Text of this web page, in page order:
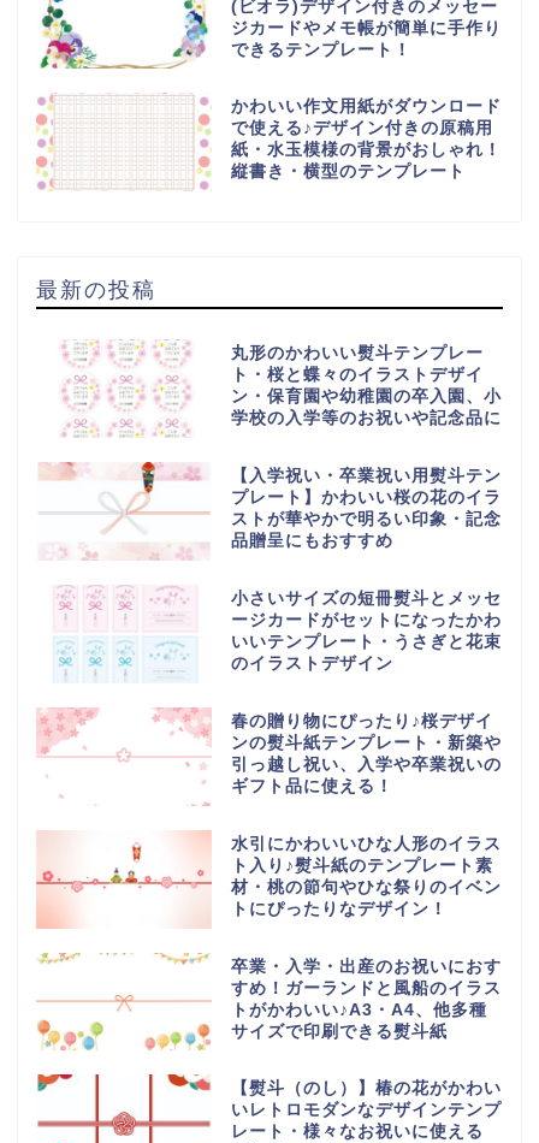
(ビオラ)デザイン付きのメッセー
ジカードやメモ帳が簡単に手作り
できるテンプレート！
かわいい作文用紙がダウンロード
で使える♪デザイン付きの原稿用
紙・水玉模様の背景がおしゃれ！
縦書き・横型のテンプレート
最新の投稿
丸形のかわいい熨斗テンプレー
ト・桜と蝶々のイラストデザイ
ン・保育園や幼稚園の卒入園、小
学校の入学等のお祝いや記念品に
【入学祝い・卒業祝い用熨斗テン
プレート】かわいい桜の花のイラ
ストが華やかで明るい印象・記念
品贈呈にもおすすめ
小さいサイズの短冊熨斗とメッセ
ージカードがセットになったかわ
いいテンプレート・うさぎと花束
のイラストデザイン
春の贈り物にぴったり♪桜デザイ
ンの熨斗紙テンプレート・新築や
引っ越し祝い、入学や卒業祝いの
ギフト品に使える！
水引にかわいいひな人形のイラス
ト入り♪熨斗紙のテンプレート素
材・桃の節句やひな祭りのイベン
トにぴったりなデザイン！
卒業・入学・出産のお祝いにおす
すめ！ガーランドと風船のイラス
トがかわいい♪A3・A4、他多種
サイズで印刷できる熨斗紙
【熨斗（のし）】椿の花がかわい
いレトロモダンなデザインテンプ
レート・様々なお祝いに使える